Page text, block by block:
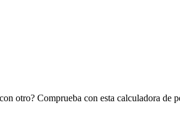
otro? Comprueba con esta calculadora de